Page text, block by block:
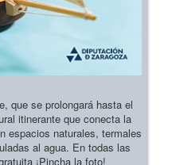
se prolongará hasta el
itinerante que conecta la
espacios naturales, termales
al agua. En todas las
¡Pincha la foto!